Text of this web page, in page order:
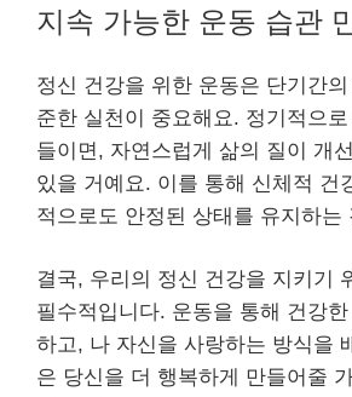
지속 가능한 운동 습관
정신 건강을 위한 운동은 단기간
준한 실천이 중요해요. 정기적으
들이면, 자연스럽게 삶의 질이 개
있을 거예요. 이를 통해 신체적 건
적으로도 안정된 상태를 유지하는
결국, 우리의 정신 건강을 지키기
필수적입니다. 운동을 통해 건강
하고, 나 자신을 사랑하는 방식을
은 당신을 더 행복하게 만들어줄